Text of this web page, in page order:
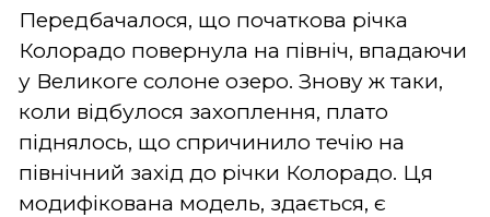
Передбачалося, що початкова річка
Колорадо повернула на північ, впадаючи
у Великоге солоне озеро. Знову ж таки,
коли відбулося захоплення, плато
піднялось, що спричинило течію на
північний захід до річки Колорадо. Ця
модифікована модель, здається, є